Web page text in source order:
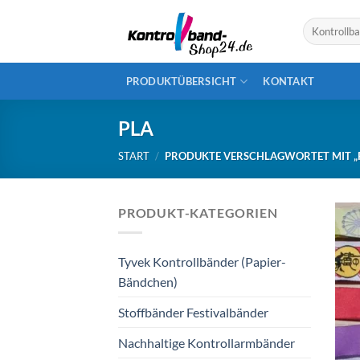
Suchen
nach:
PRODUKTÜBERSICHT KONTAKT
PLA
START / PRODUKTE VERSCHLAGWORTET MIT
PRODUKT-KATEGORIEN
Tyvek Kontrollbänder (Papier-
Bändchen)
Stoffbänder Festivalbänder
Nachhaltige Kontrollarmbänder